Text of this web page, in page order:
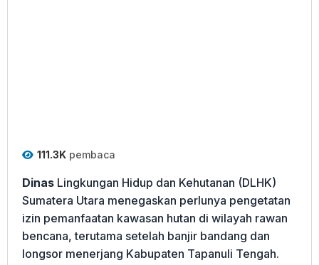
111.3K pembaca
Dinas Lingkungan Hidup dan Kehutanan (DLHK)
Sumatera Utara menegaskan perlunya pengetatan
izin pemanfaatan kawasan hutan di wilayah rawan
bencana, terutama setelah banjir bandang dan
longsor menerjang Kabupaten Tapanuli Tengah.